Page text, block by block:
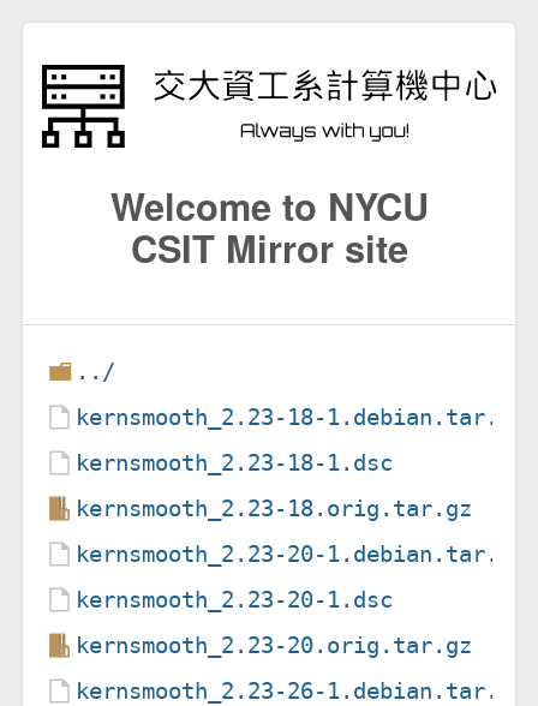
Welcome to NYCU
CSIT Mirror site
../
kernsmooth_2.23-18-1.debian.tar.xz
kernsmooth_2.23-18-1.dsc
kernsmooth_2.23-18.orig.tar.gz
kernsmooth_2.23-20-1.debian.tar.xz
kernsmooth_2.23-20-1.dsc
kernsmooth_2.23-20.orig.tar.gz
kernsmooth_2.23-26-1.debian.tar.xz